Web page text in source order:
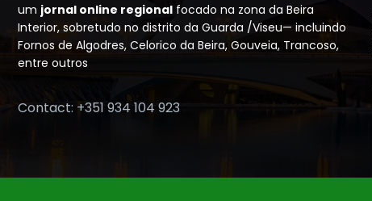
um jornal online regional focado na zona da Beira
Interior, sobretudo no distrito da Guarda /Viseu— incluindo
Fornos de Algodres, Celorico da Beira, Gouveia, Trancoso,
entre outros
Contact: +351 934 104 923